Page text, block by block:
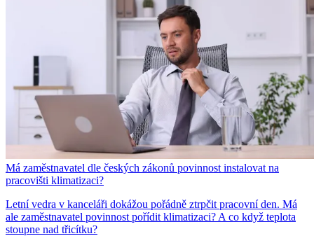
Má zaměstnavatel dle českých zákonů povinnost instalovat na
pracovišti klimatizaci?
Letní vedra v kanceláři dokážou pořádně ztrpčit pracovní den. Má
ale zaměstnavatel povinnost pořídit klimatizaci? A co když teplota
stoupne nad třicítku?